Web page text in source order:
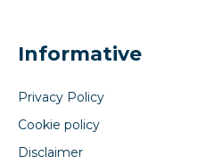
Informative
Privacy Policy
Cookie policy
Disclaimer